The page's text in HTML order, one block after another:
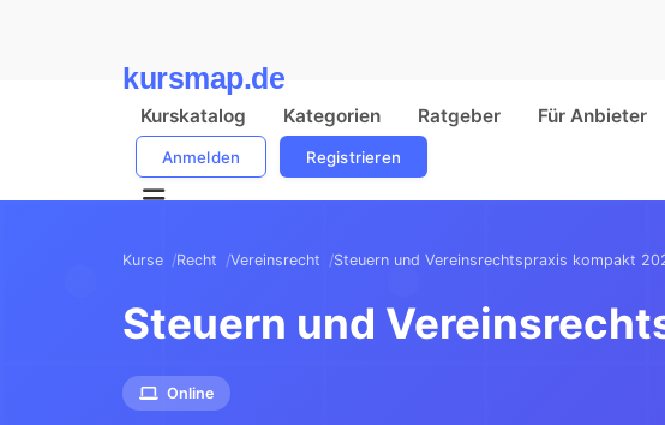
kursmap.de
Kurskatalog Kategorien Ratgeber Für Anbieter
Anmelden Registrieren
Kurse Recht Vereinsrecht Steuern und Vereinsrechtspraxis kompakt
Steuern und
Online